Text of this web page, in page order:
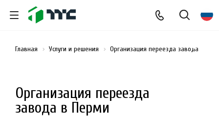
Организация переезда
завода в Перми
Главная Услуги и решения Организация переезда завода